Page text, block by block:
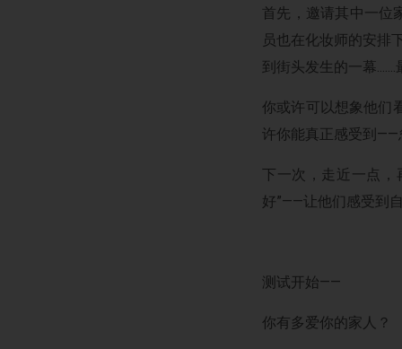
首先，邀请其中一位
员也在化妆师的安排
到街头发生的一幕
你或许可以想象他们
许你能真正感受到——
下一次，走近一点
好”——让他们感受到
测试开始——
你有多爱你的家人？